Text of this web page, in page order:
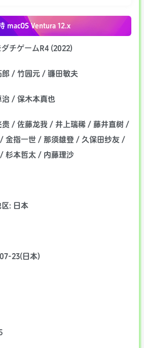
macOSVentura 12.x
チゲームR4 (2022)
/ 竹园元 / 镰田敏夫
/ 保木本真也
/ 佐藤龙我 / 井上瑞稀 / 藤井直树 /
金指一世 / 那须雄登 / 久保田纱友 /
杉本哲太 / 内藤理沙
: 日本
23(日本)